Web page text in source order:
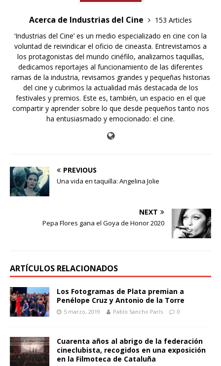
Acerca de Industrias del Cine
153 Articles
‘Industrias del Cine’ es un medio especializado en cine con la
voluntad de reivindicar el oficio de cineasta. Entrevistamos a
los protagonistas del mundo cinéfilo, analizamos taquillas,
dedicamos reportajes al funcionamiento de las diferentes
ramas de la industria, revisamos grandes y pequeñas historias
del cine y cubrimos la actualidad más destacada de los
festivales y premios. Este es, también, un espacio en el que
compartir y aprender sobre lo que desde pequeños tanto nos
ha entusiasmado y emocionado: el cine.
PREVIOUS
Una vida en taquilla: Angelina Jolie
NEXT
Pepa Flores gana el Goya de Honor 2020
ARTÍCULOS RELACIONADOS
Los Fotogramas de Plata premian a
Penélope Cruz y Antonio de la Torre
5 marzo, 2019 Pablo Sancho París 0
Cuarenta años al abrigo de la federación
cineclubista, recogidos en una exposición
en la Filmoteca de Cataluña